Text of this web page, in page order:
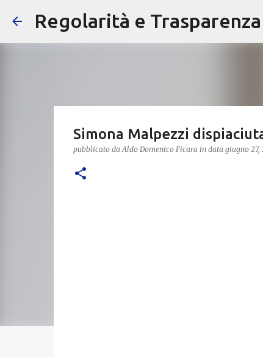
Regolarità e Trasparenza
Simona Malpezzi
pubblicato daAldo Domenico Ficara in data giugno 27,